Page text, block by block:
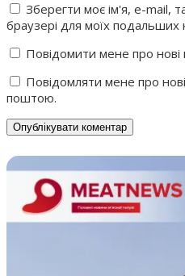
Зберегти моє ім'я, e-mail,
браузері для моїх подальших
Повідомити мене про нові
Повідомляти мене про
поштою.